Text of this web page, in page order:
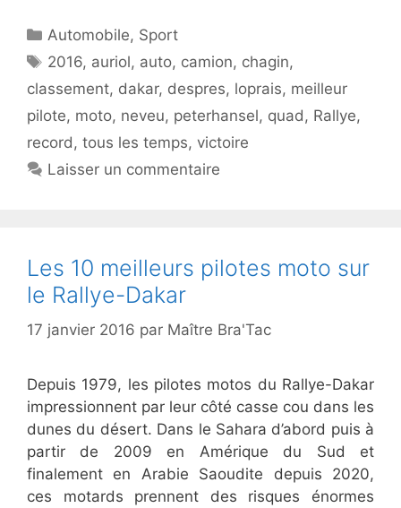
Catégories
Automobile, Sport
Étiquettes
2016, auriol, auto, camion, chagin,
classement, dakar, despres, loprais, meilleur
pilote, moto, neveu, peterhansel, quad, Rallye,
record, tous les temps, victoire
Laisser un commentaire
Les 10 meilleurs pilotes moto sur
le Rallye-Dakar
17 janvier 2016 par Maître Bra'Tac
Depuis 1979, les pilotes motos du Rallye-Dakar
impressionnent par leur côté casse cou dans les
dunes du désert. Dans le Sahara d’abord puis à
partir de 2009 en Amérique du Sud et
finalement en Arabie Saoudite depuis 2020,
ces motards prennent des risques énormes